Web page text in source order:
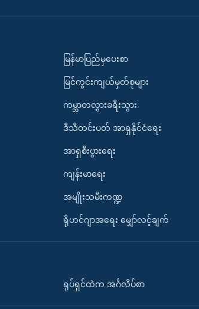
မြန်မာပြည်မှပေးစာ
မြင်ကွင်းကျယ်မှတ်စုများ
ကမ္ဘာတလွှားခရီးသွား
ဒီသီတင်းပတ် အာရှနိုင်ငံရေး
အာရှစီးပွားရေး
ကျန်းမာရေး
အမျိုးသမီးကဏ္ဍ
ရိုဟင်ဂျာအရေး မျှော်လင့်ချက်
ရုပ်ရှင်ထဲက အင်္ဂလိပ်စာ